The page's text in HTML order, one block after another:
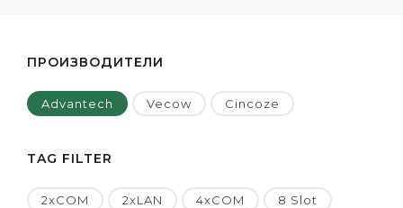
ПРОИЗВОДИТЕЛИ
Advantech Vecow Cincoze
TAG FILTER
2xCOM 2xLAN 4xCOM 8 Slot